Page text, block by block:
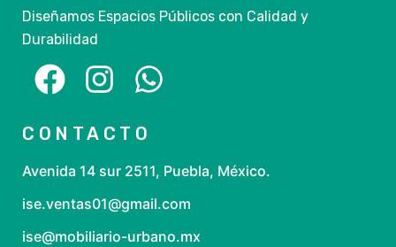
Diseñamos Espacios Públicos con Calidad y
Durabilidad
CONTACTO
Avenida 14 sur 2511, Puebla, México.
ise.ventas01@gmail.com
ise@mobiliario-urbano.mx